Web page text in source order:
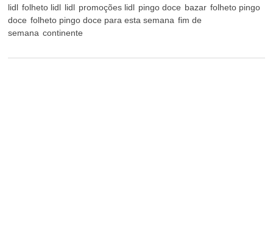
lidl folheto lidl lidl promoções lidl pingo doce bazar folheto pingo
doce folheto pingo doce para esta semana fim de
semana continente